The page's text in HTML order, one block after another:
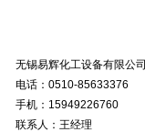
无锡易辉化工设备有限公司
电话：0510-85633376
手机：15949226760
联系人：王经理